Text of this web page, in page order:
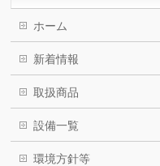
ホーム
新着情報
取扱商品
設備一覧
環境方針等